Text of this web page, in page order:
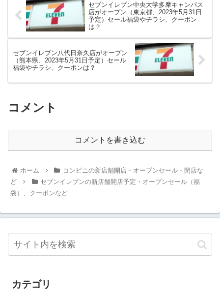
セブンイレブン中央大学多摩キャンパス
店がオープン（東京都、2023年5月31日
予定）セール福袋やチラシ、クーポン
は？
セブンイレブン八代日奈久店がオープン
（熊本県、2023年5月31日予定）セール
福袋やチラシ、クーポンは？
コメント
コメントを書き込む
ホーム
コンビニの新店舗開店・オープンセール・閉店な
ど
セブンイレブンの新店舗開店予定・オープンセール（福
袋）、クーポンなど
カテゴリ